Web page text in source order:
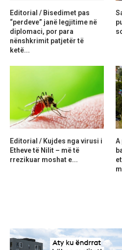
Editorial / Bisedimet pas
“perdeve” janë legjitime në
diplomaci, por para
nënshkrimit patjetër të
ketë...
Editorial / Kujdes nga virusi i
Etheve të Nilit – më të
rrezikuar moshat e...
A